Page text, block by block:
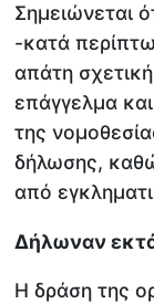
Σημειώνεται
-κατά
απάτη σχετική
επάγγελμα
της
δήλωσης,
από
Δήλωναν
Η δράση της